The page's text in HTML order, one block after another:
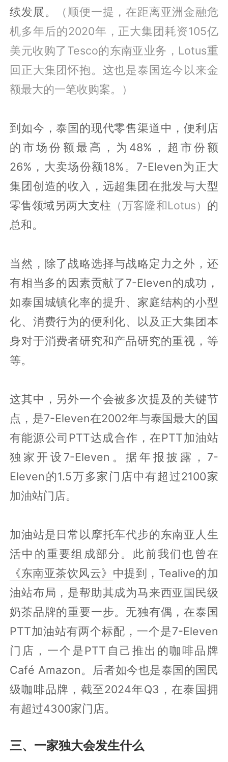
续发展。
（顺便一提，在距离亚洲金融危
机多年后的2020年，正大集团耗资105亿
美元收购了Tesco的东南亚业务，Lotus重
回正大集团怀抱。这也是泰国迄今以来金
额最大的一笔收购案。）
到如今，泰国的现代零售渠道中，便利店
的市场份额最高，为48%，超市份额
26%，大卖场份额18%。7-Eleven为正大
集团创造的收入，远超集团在批发与大型
零售领域另两大支柱 （万客隆和Lotus） 的
总和。
当然，除了战略选择与战略定力之外，还
有相当多的因素贡献了7-Eleven的成功，
如泰国城镇化率的提升、家庭结构的小型
化、消费行为的便利化、以及正大集团本
身对于消费者研究和产品研究的重视，等
等。
这其中，另外一个会被多次提及的关键节
点，是7-Eleven在2002年与泰国最大的国
有能源公司PTT达成合作，在PTT加油站
独家开设7-Eleven。据年报披露，7-
Eleven的1.5万多家门店中有超过2100家
加油站门店。
加油站是日常以摩托车代步的东南亚人生
活中的重要组成部分。此前我们也曾在
《东南亚茶饮风云》 中提到，Tealive的加
油站布局，是帮助其成为马来西亚国民级
奶茶品牌的重要一步。无独有偶，在泰国
PTT加油站有两个标配，一个是7-Eleven
门店，一个是PTT自己推出的咖啡品牌
Café Amazon。后者如今也是泰国的国民
级咖啡品牌，截至2024年Q3，在泰国拥
有超过4300家门店。
三、一家独大会发生什么